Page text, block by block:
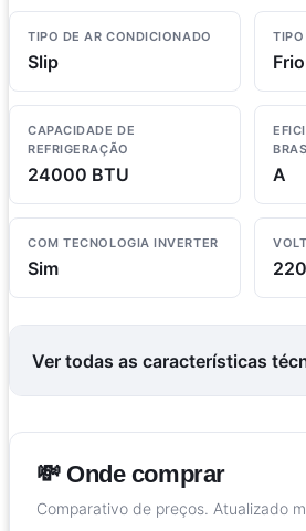
TIPO DE AR CONDICIONADO
Slip Frio
CAPACIDADE DE
REFRIGERAÇÃO
24000 BTU A
COM TECNOLOGIA INVERTER
Sim
Ver todas as características
💸 Onde comprar
Comparativo de preços. Atualizado